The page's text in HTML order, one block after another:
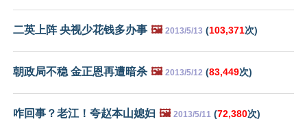
二英上阵 央视少花钱多办事 🖼️ 2013/5/13 (103,371次)
朝政局不稳 金正恩再遭暗杀 🖼️ 2013/5/12 (83,449次)
咋回事？老江！夸赵本山媳妇 🖼️ 2013/5/11 (72,380次)